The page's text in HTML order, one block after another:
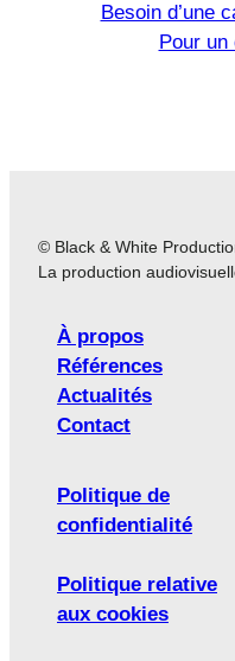
Besoin d’une
Pour
© Black & White
La production
À propos
Références
Actualités
Contact
Politique de
confidentialité
Politique relative
aux cookies